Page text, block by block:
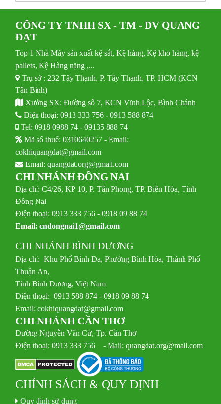
CÔNG TY TNHH SX - TM - DV QUANG
ĐẠT
Top 1 Nhà Máy sản xuất kệ sắt, Kệ hàng, Kệ kho hàng, kệ
pallets, Kệ Hàng nặng ,...
Trụ sở : 232 Tây Thạnh, P. Tây Thạnh, TP. HCM (KCN
Tân Bình)
Xưởng SX: Đường số 7, KCN Vĩnh Lộc, Bình Chánh
Điện thoại:0913 333 756 -0913 588 874
Tel:0918 0988 74 -09135 888 74
Mã số thuế: 0310640257 - Email:
cokhiquangdat@gmail.com
Email:quangdat.org@gmail.com
CHI NHÁNH ĐỒNG NAI
Địa chỉ: C4/26, KP 10, P. Tân Phong, TP. Biên Hòa, Tỉnh
Đồng Nai
Điện thoại: 0913 333 756 - 0918 09 88 74
Email:cndongnai1@gmail.com
CHI NHÁNH BÌNH DƯƠNG
Địa chỉ: Khu Phố Bình Đa, Phường Bình Hòa, Thành Phố
Thuận An,
Tỉnh Bình Dương, Việt Nam
Điện thoại: 0913 588 874 - 0918 09 88 74
Email:cokhiquangdat@gmail.com
CHI NHÁNH CẦN THƠ
Đường Nguyễn Văn Cừ, Tp. Cần Thơ
Điện thoại: 0913 333 756 - Mail: quangdat.org@mail.com
CHÍNH SÁCH & QUY ĐỊNH
Quy định sử dụng